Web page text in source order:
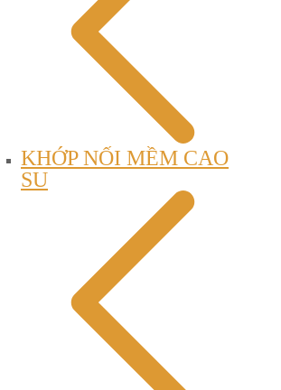
KHỚP NỐI MỀM CAO
SU